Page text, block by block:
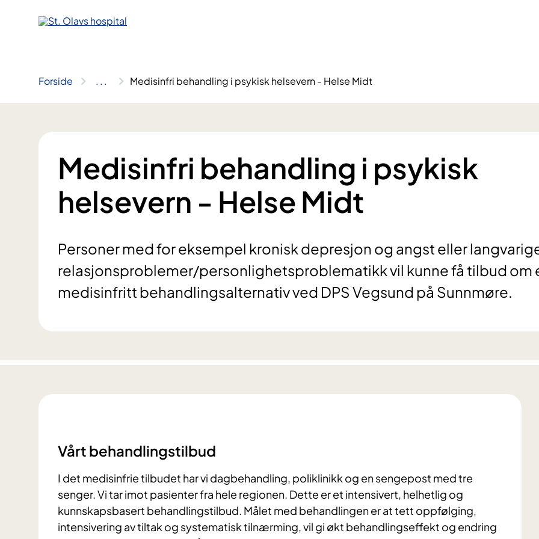
Forside .. . Medisinfri behandling i psykisk helsevern - Helse Midt
Medisinfri behandling i psykisk
helsevern - Helse Midt
Personer med for eksempel kronisk depresjon og angst eller
relasjonsproblemer/personlighetsproblematikk vil kunne få tilbud om
medisinfritt behandlingsalternativ ved DPS Vegsund på Sunnmøre.
Vårt behandlingstilbud
I det medisinfrie tilbudet har vi dagbehandling, poliklinikk og en sengepost med tre
senger. Vi tar imot pasienter fra hele regionen. Dette er et intensivert, helhetlig og
kunnskapsbasert behandlingstilbud. Målet med behandlingen er at tett oppfølging,
intensivering av tiltak og systematisk tilnærming, vil gi økt behandlingseffekt og endring